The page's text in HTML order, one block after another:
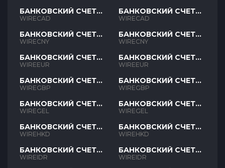
БАНКОВСКИЙ СЧЕТ
CAD
WIRECAD
БАНКОВСКИЙ СЧЕТ
CNY
WIRECNY
БАНКОВСКИЙ СЧЕТ
EUR
WIREEUR
БАНКОВСКИЙ СЧЕТ
GBP
WIREGBP
БАНКОВСКИЙ СЧЕТ
GEL
WIREGEL
БАНКОВСКИЙ СЧЕТ
HKD
WIREHKD
БАНКОВСКИЙ СЧЕТ
IDR
WIREIDR
БАНКОВСКИЙ СЧЕТ
CAD
WIRECAD
БАНКОВСКИЙ СЧЕТ
CNY
WIRECNY
БАНКОВСКИЙ СЧЕТ
EUR
WIREEUR
БАНКОВСКИЙ СЧЕТ
GBP
WIREGBP
БАНКОВСКИЙ СЧЕТ
GEL
WIREGEL
БАНКОВСКИЙ СЧЕТ
HKD
WIREHKD
БАНКОВСКИЙ СЧЕТ
IDR
WIREIDR